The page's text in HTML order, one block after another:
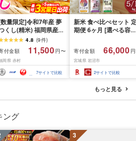
量限定]令和7年産 夢
くし(精米) 福岡県産ブ
ンド米 10kg (品
番:3X11R7)
4.8 (9件)
付金額
11,500 円〜
岡県 赤村
7サイトで比較
新米 食べ比べセット
期便 6ヶ月 [選べる容
ん つきあかり つや姫
じのきらめき だて正夢
ひとめぼれ ササニシキ
セット 銘柄米 味比べ
リエーション お楽しみ
食味 毎日の食卓 毎月
わる 色々試せる 志賀
米 岩沼産米
寄付金額 66,000
宮城県 岩沼市
2サイトで比較
もっと見る
ング
3